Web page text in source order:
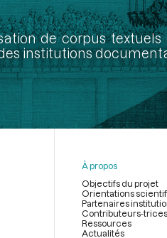
de corpus
institutions
À propos
Objectifs du projet
Orientations
Partenaires
Contributeurs-trices
Ressources
Actualités